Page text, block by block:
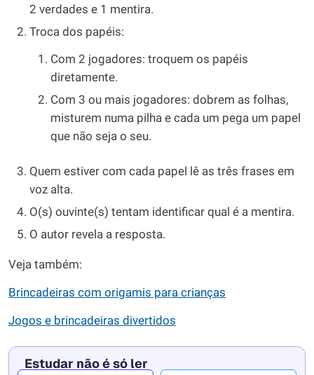
2 verdades e 1 mentira.
Troca dos papéis:
Com 2 jogadores: troquem os papéis
diretamente.
Com 3 ou mais jogadores: dobrem as folhas,
misturem numa pilha e cada um pega um papel
que não seja o seu.
Quem estiver com cada papel lê as três frases em
voz alta.
O(s) ouvinte(s) tentam identificar qual é a mentira.
O autor revela a resposta.
Veja também:
Brincadeiras com origamis para crianças
Jogos e brincadeiras divertidos
Estudar não é só ler